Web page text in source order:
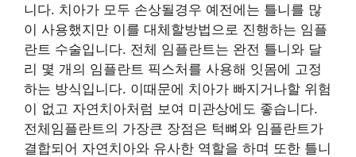
니다. 치아가 모두 손상될경우 예전에는 틀니를 많
이 사용했지만 이를 대체할방법으로 진행하는 임플
란트 수술입니다. 전체 임플란트는 완전 틀니와 달
리 몇 개의 임플란트 픽스처를 사용해 잇몸에 고정
하는 방식입니다. 이때문에 치아가 빠지거나할 위험
이 없고 자연치아처럼 보여 미관상에도 좋습니다.
전체임플란트의 가장큰 장점은 턱뼈와 임플란트가
결합되어 자연치아와 유사한 역할을 하며 또한 틀니